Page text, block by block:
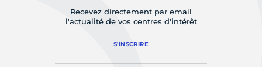
Recevez directement par email
l'actualité de vos centres d'intérêt
S'INSCRIRE